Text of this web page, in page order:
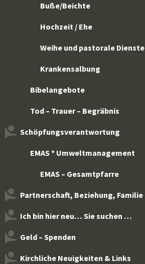
Buße/Beichte
Hochzeit / Ehe
Weihe und pastorale Dienste
Krankensalbung
Bibelangebote
Tod – Trauer – Begräbnis
Schöpfungsverantwortung
EMAS * Umweltmanagement
EMAS – Gesamtpfarre
Partnerschaft, Beziehung, Familie
Ich bin hier neu… Sie suchen …
Geld – Spenden
Kirchliche Neuigkeiten & Links